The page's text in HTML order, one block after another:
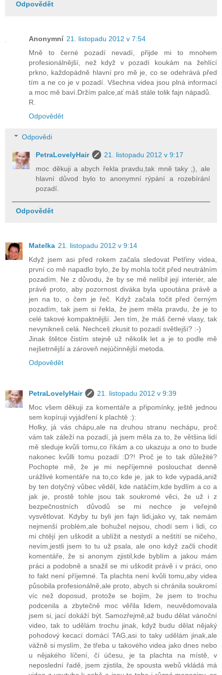
Odpovědět
Anonymní 21. listopadu 2012 v 7:54
Mně to černé pozadí nevadí, přijde mi to mnohem
profesionálnější, než když v pozadí koukám na žehlící
prkno, každopádně hlavní pro mě je, co se odehrává před
tím a ne co je v pozadí. Všechna videa jsou plná informací
a moc mě baví.Držím palce,ať máš stále tolik fajn nápadů.
R.
Odpovědět
Odpovědi
PetraLovelyHair
21. listopadu 2012 v 9:17
moc děkuji a abych řekla pravdu,tak mně taky ;), ale
hlavní důvod bylo to anonymní rýpání a rozebírání
pozadí.
Odpovědět
Matelka 21. listopadu 2012 v 9:14
Když jsem asi před rokem začala sledovat Petřiny videa,
první co mě napadlo bylo, že by mohla točit před neutrálním
pozadím. Ne z důvodu, že by se mě nelíbil její interiér, ale
právě proto, aby pozornost diváka byla upoutána právě a
jen na to, o čem je řeč. Když začala točit před černým
pozadím, tak jsem si řekla, že jsem měla pravdu, že je to
celé takové kompaktnější. Jen tím, že máš černé vlasy, tak
nevynikneš celá. Nechceš zkusit to pozadí světlejší? :-)
Jinak štětce čistím stejně už několik let a je to podle mě
nejšetrnější a zároveň nejúčinnější metoda.
Odpovědět
PetraLovelyHair
21. listopadu 2012 v 9:39
Moc všem děkuji za komentáře a připomínky, ještě jednou
sem kopíruji vyjádření k plachtě :):
Holky, já vás chápu,ale na druhou stranu nechápu, proč
vám tak záleží na pozadí, já jsem měla za to, že většina lidí
mě sleduje kvůli tomu,co říkám a co ukazuju a ono to bude
nakonec kvůlli tomu pozadí :D?! Proč je to tak důležité?
Pochopte mě, že je mi nepříjemné poslouchat denně
urážlivé komentáře na to,co kde je, jak to kde vypadá,aniž
by ten dotyčný vůbec věděl, kde natáčím,kde bydlím a co a
jak je, prostě tohle jsou tak soukromé věci, že už i z
bezpečnostních důvodů se mi nechce je veřejně
vysvětlovat. Kdyby tu byli jen fajn lidi,jako vy, tak nemám
nejmenší problém,ale bohužel nejsou, chodí sem i lidi, co
mi chtějí jen uškodit a ublížit a nestydí a neštítí se ničeho,
nevím,jestli jsem to tu už psala, ale ono když začli chodit
komentáře, že si anonym zjistil,kde byblím a jakou mám
práci a podobně a snažil se mi uškodit právě i v práci, ono
to fakt není příjemné. Ta plachta není kvůli tomu,aby videa
působila profesionálně,ale proto, abych si chránila soukromí
víc než doposud, protože se bojím, že jsem to trochu
podcenila a zbytečně moc věřila lidem, neuvědomovala
jsem si, jací dokáží být. Samozřejmě,až budu dělat vánoční
video, tak to udělám trochu jinak, když budu dělat nějaký
pohodový kecací domácí TAG,asi to taky udělám jinak,ale
vážně si myslím, že třeba u takového videa jako dnes nebo
u nějakého líčení, čí účesu, je ta plachta na místě, v
neposlední řadě, jsem zjistila, že spousta webů vkládá má